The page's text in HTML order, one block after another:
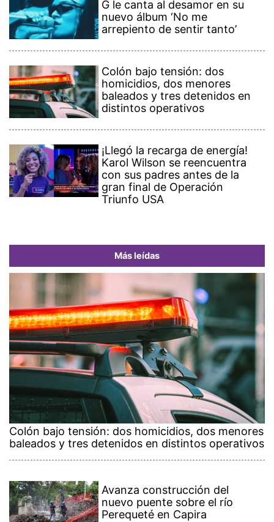
G le canta al desamor en su
nuevo álbum ‘No me
arrepiento de sentir tanto’
Colón bajo tensión: dos
homicidios, dos menores
baleados y tres detenidos en
distintos operativos
¡Llegó la recarga de energía!
Karol Wilson se reencuentra
con sus padres antes de la
gran final de Operación
Triunfo USA
Más leídas
Colón bajo tensión: dos homicidios, dos menores
baleados y tres detenidos en distintos operativos
Avanza construcción del
nuevo puente sobre el río
Perequeté en Capira